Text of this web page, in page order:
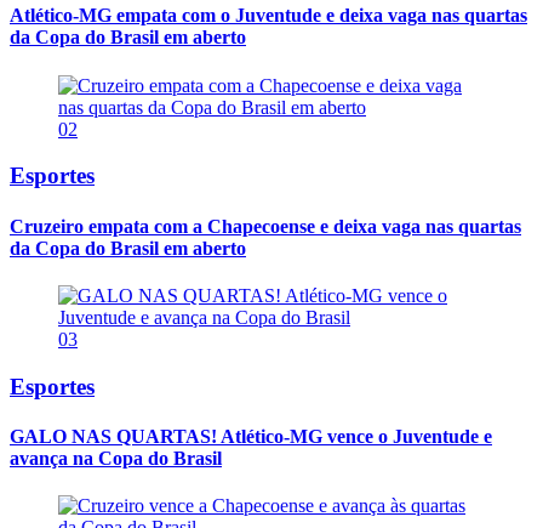
Atlético-MG empata com o Juventude e deixa vaga nas quartas
da Copa do Brasil em aberto
02
Esportes
Cruzeiro empata com a Chapecoense e deixa vaga nas quartas
da Copa do Brasil em aberto
03
Esportes
GALO NAS QUARTAS! Atlético-MG vence o Juventude e
avança na Copa do Brasil